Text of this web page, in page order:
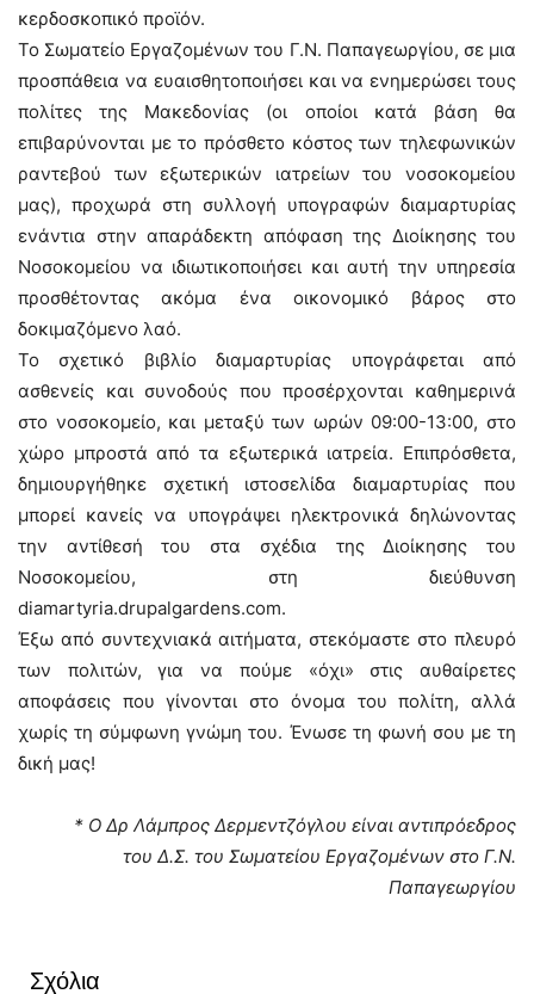
κερδοσκοπικό προϊόν.
Το Σωματείο Εργαζομένων του Γ.Ν. Παπαγεωργίου, σε μια
προσπάθεια να ευαισθητοποιήσει και να ενημερώσει τους
πολίτες της Μακεδονίας (οι οποίοι κατά βάση θα
επιβαρύνονται με το πρόσθετο κόστος των τηλεφωνικών
ραντεβού των εξωτερικών ιατρείων του νοσοκομείου
μας), προχωρά στη συλλογή υπογραφών διαμαρτυρίας
ενάντια στην απαράδεκτη απόφαση της Διοίκησης του
Νοσοκομείου να ιδιωτικοποιήσει και αυτή την υπηρεσία
προσθέτοντας ακόμα ένα οικονομικό βάρος στο
δοκιμαζόμενο λαό.
Το σχετικό βιβλίο διαμαρτυρίας υπογράφεται από
ασθενείς και συνοδούς που προσέρχονται καθημερινά
στο νοσοκομείο, και μεταξύ των ωρών 09:00-13:00, στο
χώρο μπροστά από τα εξωτερικά ιατρεία. Επιπρόσθετα,
δημιουργήθηκε σχετική ιστοσελίδα διαμαρτυρίας που
μπορεί κανείς να υπογράψει ηλεκτρονικά δηλώνοντας
την αντίθεσή του στα σχέδια της Διοίκησης του
Νοσοκομείου, στη διεύθυνση
diamartyria.drupalgardens.com.
Έξω από συντεχνιακά αιτήματα, στεκόμαστε στο πλευρό
των πολιτών, για να πούμε «όχι» στις αυθαίρετες
αποφάσεις που γίνονται στο όνομα του πολίτη, αλλά
χωρίς τη σύμφωνη γνώμη του. Ένωσε τη φωνή σου με τη
δική μας!
* Ο Δρ Λάμπρος Δερμεντζόγλου είναι αντιπρόεδρος
του Δ.Σ. του Σωματείου Εργαζομένων στο Γ.Ν.
Παπαγεωργίου
Σχόλια